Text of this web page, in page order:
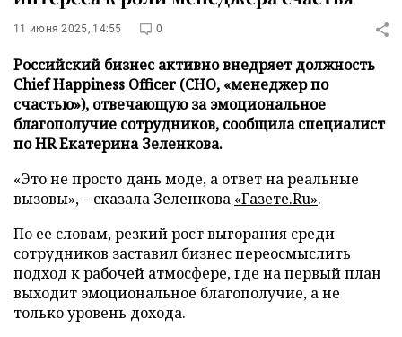
11 июня 2025, 14:55 0
Российский бизнес активно внедряет должность
Chief Happiness Officer (CHO, «менеджер по
счастью»), отвечающую за эмоциональное
благополучие сотрудников, сообщила специалист
по HR Екатерина Зеленкова.
«Это не просто дань моде, а ответ на реальные
вызовы», – сказала Зеленкова «Газете.Ru».
По ее словам, резкий рост выгорания среди
сотрудников заставил бизнес переосмыслить
подход к рабочей атмосфере, где на первый план
выходит эмоциональное благополучие, а не
только уровень дохода.